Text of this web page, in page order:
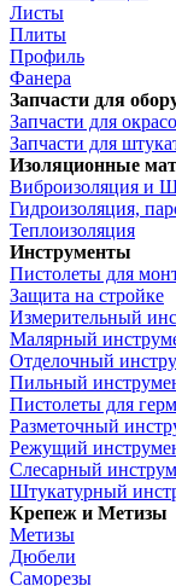
Листы
Плиты
Профиль
Фанера
Запчасти для
Запчасти для
Запчасти для
Изоляционные
Виброизоляция и
Гидроизоляция,
Теплоизоляция
Инструменты
Пистолеты для
Защита на стройке
Измерительный
Малярный
Отделочный
Пильный
Пистолеты для
Разметочный
Режущий
Слесарный
Штукатурный
Крепеж и Метизы
Метизы
Дюбели
Саморезы